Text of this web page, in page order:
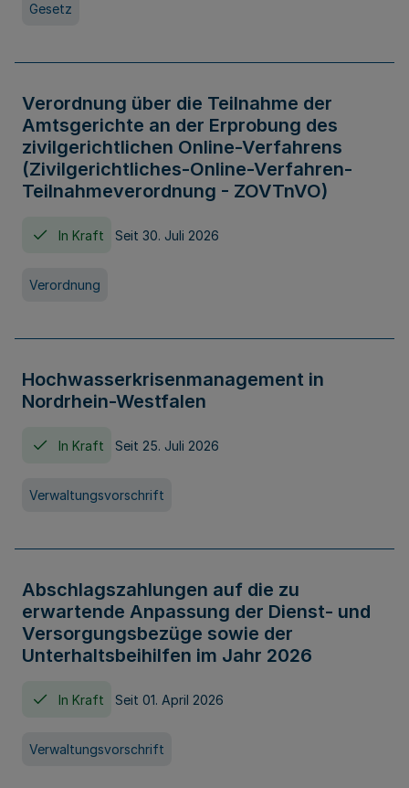
Gesetz
Verordnung über die Teilnahme der
Amtsgerichte an der Erprobung des
zivilgerichtlichen Online-Verfahrens
(Zivilgerichtliches-Online-Verfahren-
Teilnahmeverordnung - ZOVTnVO)
In Kraft Seit 30. Juli 2026
Verordnung
Hochwasserkrisenmanagement in
Nordrhein-Westfalen
In Kraft Seit 25. Juli 2026
Verwaltungsvorschrift
Abschlagszahlungen auf die zu
erwartende Anpassung der Dienst- und
Versorgungsbezüge sowie der
Unterhaltsbeihilfen im Jahr 2026
In Kraft Seit 01. April 2026
Verwaltungsvorschrift